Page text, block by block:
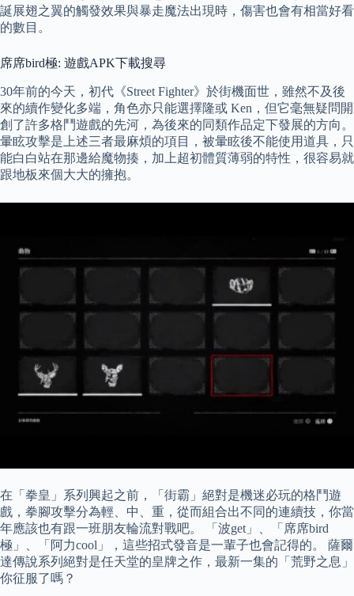
誕展翅之翼的觸發效果與暴走魔法出現時，傷害也會有相當好看
的數目。
席席bird極: 遊戲APK下載搜尋
30年前的今天，初代《Street Fighter》於街機面世，雖然不及後
來的續作變化多端，角色亦只能選擇隆或 Ken，但它毫無疑問開
創了許多格鬥遊戲的先河，為後來的同類作品定下發展的方向。
暈眩攻擊是上述三者最麻煩的項目，被暈眩後不能使用道具，只
能白白站在那邊給魔物揍，加上超初體質薄弱的特性，很容易就
跟地板來個大大的擁抱。
在「拳皇」系列興起之前，「街霸」絕對是機迷必玩的格鬥遊
戲，拳腳攻擊分為輕、中、重，從而組合出不同的連續技，你當
年應該也有跟一班朋友輪流對戰吧。 「波get」、「席席bird
極」、「阿力cool」，這些招式發音是一輩子也會記得的。 薩爾
達傳說系列絕對是任天堂的皇牌之作，最新一集的「荒野之息」
你征服了嗎？